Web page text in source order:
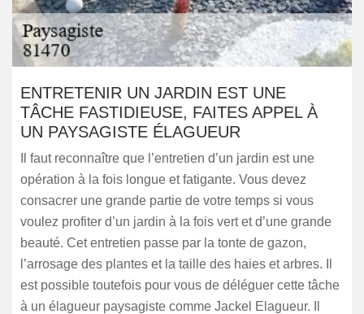
ENTRETENIR UN JARDIN EST UNE
TÂCHE FASTIDIEUSE, FAITES APPEL À
UN PAYSAGISTE ÉLAGUEUR
Il faut reconnaître que l’entretien d’un jardin est une
opération à la fois longue et fatigante. Vous devez
consacrer une grande partie de votre temps si vous
voulez profiter d’un jardin à la fois vert et d’une grande
beauté. Cet entretien passe par la tonte de gazon,
l’arrosage des plantes et la taille des haies et arbres. Il
est possible toutefois pour vous de déléguer cette tâche
à un élagueur paysagiste comme Jackel Elagueur. Il